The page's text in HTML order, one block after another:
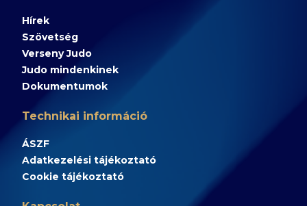
Hírek
Szövetség
Verseny Judo
Judo mindenkinek
Dokumentumok
Technikai információ
ÁSZF
Adatkezelési tájékoztató
Cookie tájékoztató